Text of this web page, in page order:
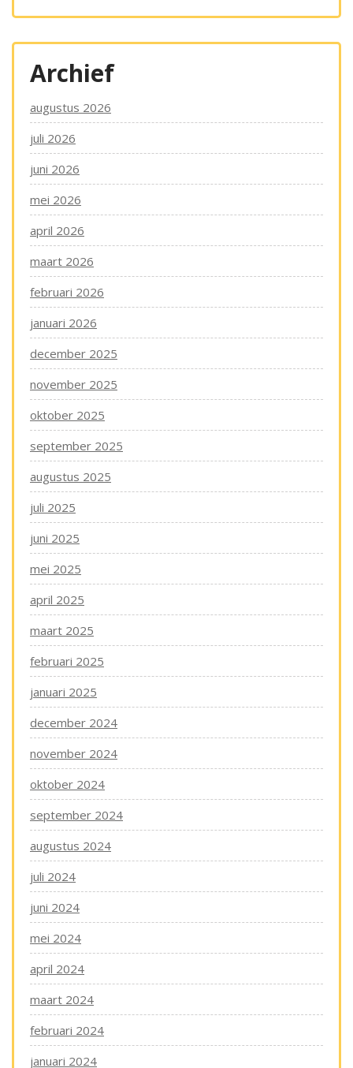
Archief
augustus 2026
juli 2026
juni 2026
mei 2026
april 2026
maart 2026
februari 2026
januari 2026
december 2025
november 2025
oktober 2025
september 2025
augustus 2025
juli 2025
juni 2025
mei 2025
april 2025
maart 2025
februari 2025
januari 2025
december 2024
november 2024
oktober 2024
september 2024
augustus 2024
juli 2024
juni 2024
mei 2024
april 2024
maart 2024
februari 2024
januari 2024